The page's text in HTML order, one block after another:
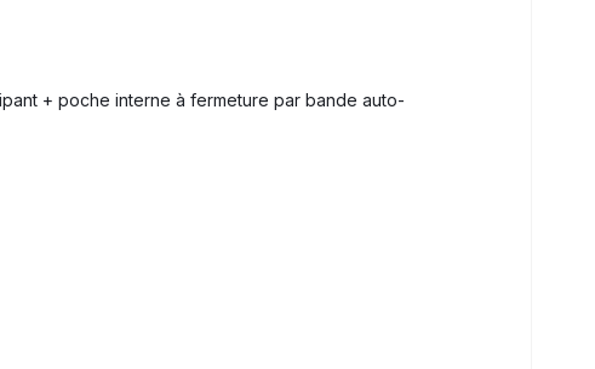
+ poche interne à fermeture par bande auto-